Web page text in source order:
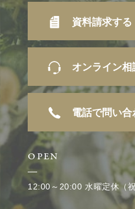
資料請求する
オンライン相
電話で問い合
OPEN
12:00～20:00 水曜定休（祝